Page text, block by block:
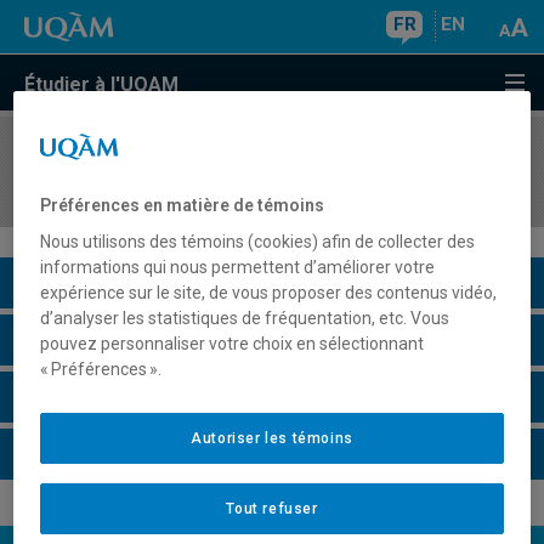
FR EN
Étudier à l'UQAM
COURS//
Description du cours
Horaire - Été 2026
Préférences en matière de témoins
Nous utilisons des témoins (cookies) afin de collecter des
informations qui nous permettent d’améliorer votre
expérience sur le site, de vous proposer des contenus vidéo,
d’analyser les statistiques de fréquentation, etc. Vous
pouvez personnaliser votre choix en sélectionnant
« Préférences ».
Tout refuser
Autoriser les témoins